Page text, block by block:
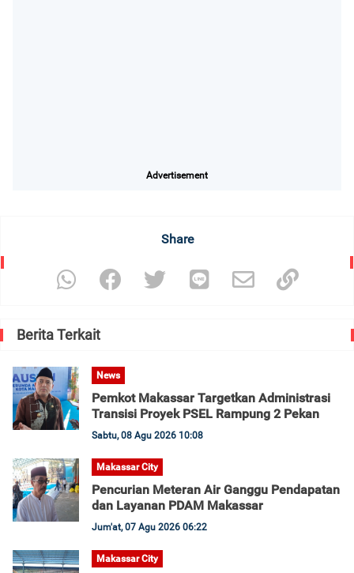
Advertisement
Share
Berita Terkait
News
Pemkot Makassar Targetkan Administrasi
Transisi Proyek PSEL Rampung 2 Pekan
Sabtu, 08 Agu 2026 10:08
Makassar City
Pencurian Meteran Air Ganggu Pendapatan
dan Layanan PDAM Makassar
Jum'at, 07 Agu 2026 06:22
Makassar City